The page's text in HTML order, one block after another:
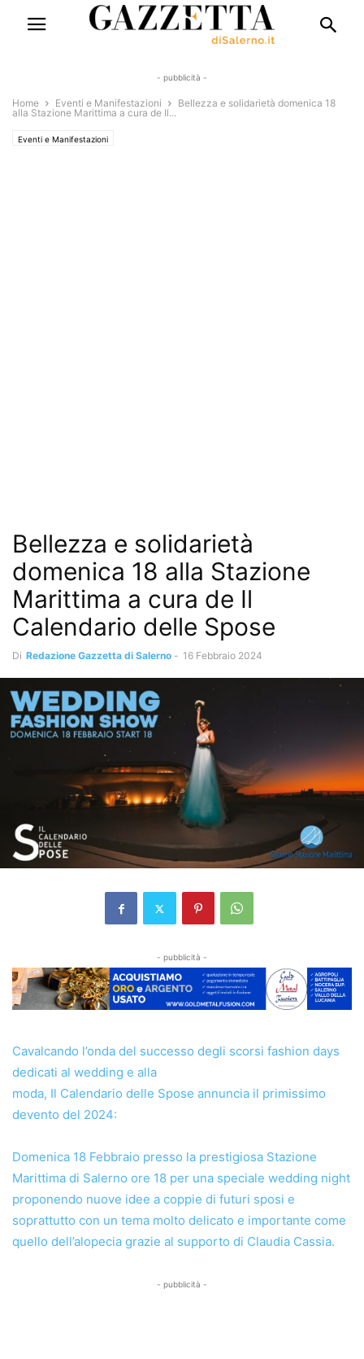
- pubblicità -
Home Eventi e Manifestazioni
Bellezza e solidarietà domenica 18
alla Stazione Marittima a cura de Il...
Eventi e Manifestazioni
Bellezza e solidarietà
domenica 18 alla Stazione
Marittima a cura de Il
Calendario delle Spose
Di Redazione Gazzetta di Salerno - 16 Febbraio 2024
- pubblicità -
Cavalcando l’onda del successo degli scorsi fashion days
dedicati al wedding e alla
moda, Il Calendario delle Spose annuncia il primissimo
devento del 2024:
Domenica 18 Febbraio presso la prestigiosa Stazione
Marittima di Salerno ore 18 per una speciale wedding night
proponendo nuove idee a coppie di futuri sposi e
soprattutto con un tema molto delicato e importante come
quello dell’alopecia grazie al supporto di Claudia Cassia.
- pubblicità -